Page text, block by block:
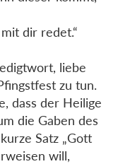
dir redet.“
liebe
zu tun.
dass der Heilige
die Gaben des
Satz „Gott
will,